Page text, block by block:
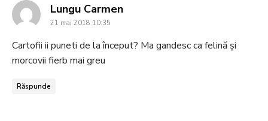
Lungu Carmensays:
21 mai 2018 10:35
Cartofii ii puneti de la început? Ma gandesc ca felină și
morcovii fierb mai greu
Răspunde